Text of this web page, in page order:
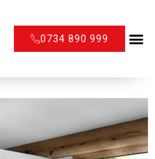
0734 890 999